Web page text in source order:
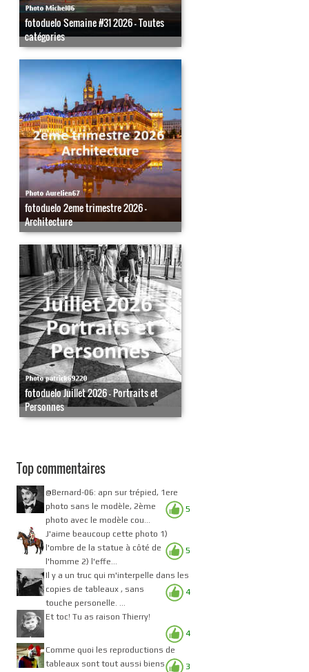
fotoduelo Semaine #31 2026 - Toutes
catégories
fotoduelo 2eme trimestre 2026 -
Architecture
fotoduelo Juillet 2026 - Portraits et
Personnes
Top commentaires
5
@Bernard-06: apn sur trépied, 1ere
photo sans le modèle, 2ème
photo avec le modèle cou...
5
J'aime beaucoup cette photo 1)
l'ombre de la statue à côté de
l'homme 2) l'effe...
4
Il y a un truc qui m'interpelle dans les
copies de tableaux , sans
touche personelle. ...
4
Et toc! Tu as raison Thierry!
3
Comme quoi les reproductions de
tableaux sont tout aussi biens